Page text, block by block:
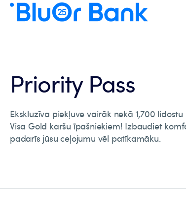
Priority Pass
Ekskluzīva piekļuve vairāk nekā 1,700
Visa Gold karšu īpašniekiem! Izbaudiet
padarīs jūsu ceļojumu vēl patīkamāku.